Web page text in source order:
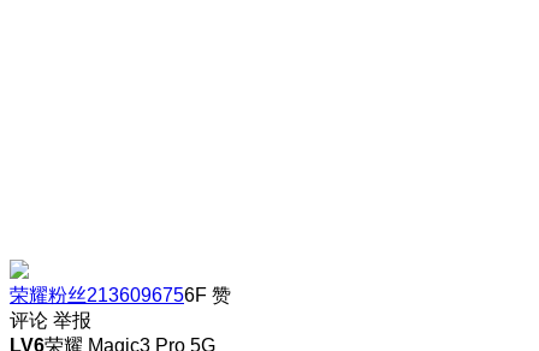
荣耀粉丝2136096756F 赞
评论 举报
LV6荣耀 Magic3 Pro 5G